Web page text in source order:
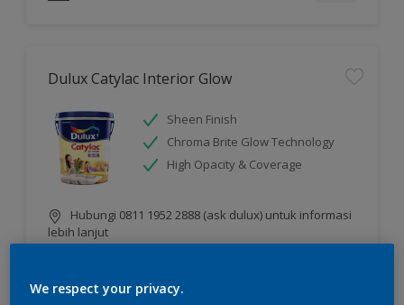
Dulux Catylac Interior Glow
Sheen Finish
Chroma Brite Glow Technology
High Opacity & Coverage
Hubungi 0811 1952 2888 (ask dulux) untuk informasi
lebih lanjut
Compare
We respect your privacy.